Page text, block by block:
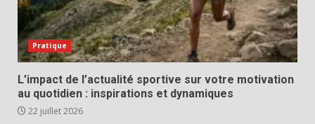
Pratique
L’impact de l’actualité sportive sur votre motivation
au quotidien : inspirations et dynamiques
22 juillet 2026